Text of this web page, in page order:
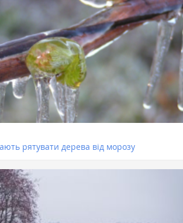
рятувати дерева від морозу